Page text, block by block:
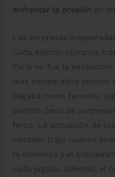
enfrentar la presión en
Las sorpresas
Cada edición olímpica
París no fue la
más inesperados ocurrió
llegaba como favorito,
partido lleno de
feroz. La actuación de
también trajo nuevos
la dinámica y el
cada jugada. Además, el